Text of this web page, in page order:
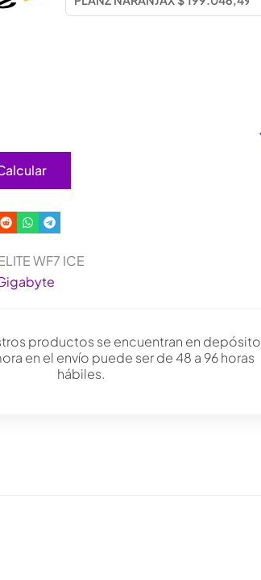
WF7 ICE
productos se encuentran en depósito
en el envío puede ser de 48 a 96 horas
hábiles.